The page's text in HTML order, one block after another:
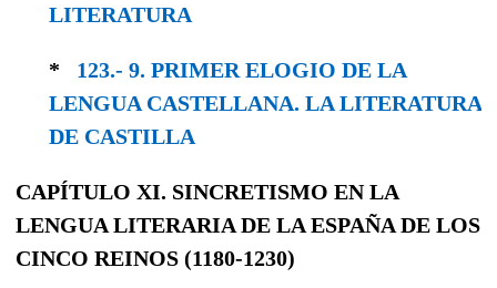
LITERA­TURA
* 123.- 9. PRIMER ELOGIO DE LA
LENGUA CAS­TELLANA. LA LITERATURA
DE CASTILLA
CAPÍTULO XI. SINCRETISMO EN LA
LENGUA LITERARIA DE LA ESPAÑA DE LOS
CINCO REINOS (1180-1230)